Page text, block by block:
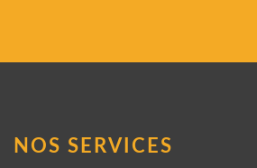
NOS SERVICES